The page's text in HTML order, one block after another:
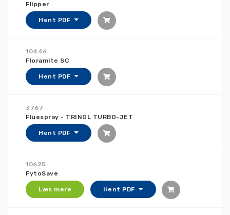
Flipper
Hent PDF
10446
Floramite SC
Hent PDF
3767
Fluespray - TRINOL TURBO-JET
Hent PDF
10625
FytoSave
Læs mere Hent PDF